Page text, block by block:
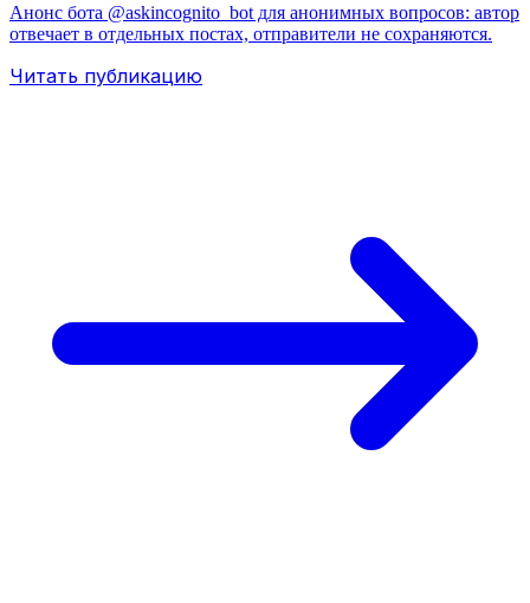
Анонс бота @askincognito_bot для анонимных вопросов: автор
отвечает в отдельных постах, отправители не сохраняются.
Читать публикацию